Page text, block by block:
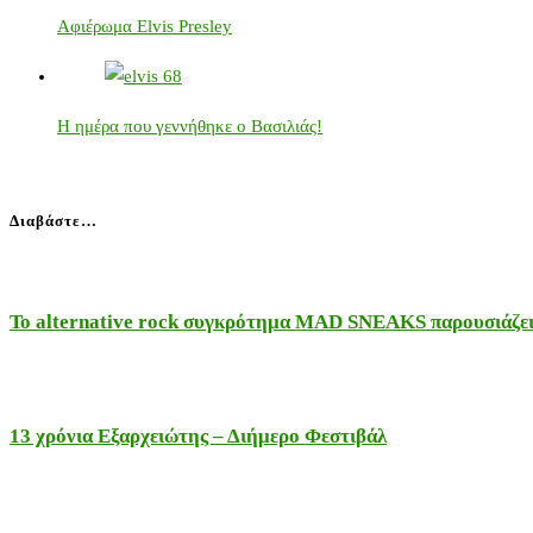
Αφιέρωμα Elvis Presley
Η ημέρα που γεννήθηκε ο Βασιλιάς!
Διαβάστε…
Το alternative rock συγκρότημα MAD SNEAKS
13 χρόνια Εξαρχειώτης – Διήμερο Φεστιβάλ